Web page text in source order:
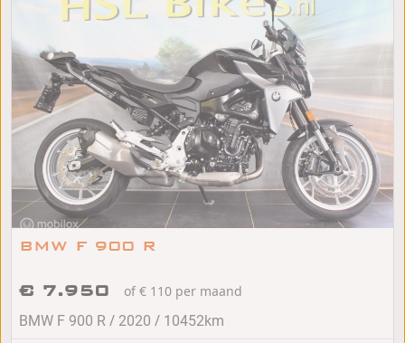
BMW F 900 R
€ 7.950
of € 110 per maand
BMW F 900 R / 2020 / 10452km